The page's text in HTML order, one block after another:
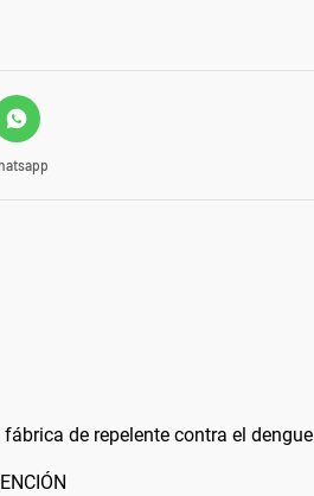
de repelente contra el dengue